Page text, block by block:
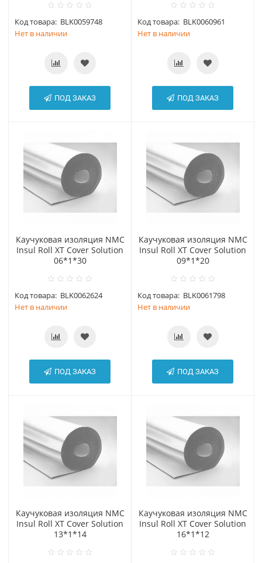
Код товара: BLK0059748
Нет в наличии
ПОД ЗАКАЗ
Код товара: BLK0060961
Нет в наличии
ПОД ЗАКАЗ
Каучуковая изоляция NMC
Insul Roll XT Cover Solution
06*1*30
Код товара: BLK0062624
Нет в наличии
ПОД ЗАКАЗ
Каучуковая изоляция NMC
Insul Roll XT Cover Solution
09*1*20
Код товара: BLK0061798
Нет в наличии
ПОД ЗАКАЗ
Каучуковая изоляция NMC
Insul Roll XT Cover Solution
13*1*14
Каучуковая изоляция NMC
Insul Roll XT Cover Solution
16*1*12